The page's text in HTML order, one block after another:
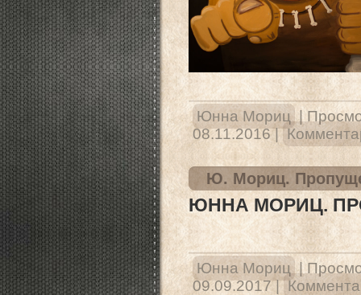
Юнна Мориц |
08.11.2016 |
Ю. Мориц.
ЮННА МОРИЦ.
Юнна Мориц |
09.09.2017 |